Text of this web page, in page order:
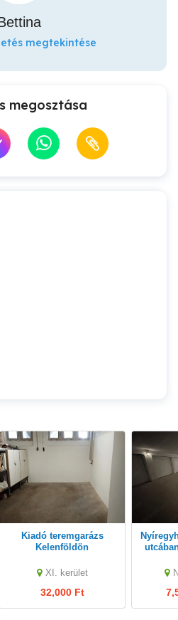
megtekintése
megosztása
Kiadó teremgarázs
Kelenföldön
XI. kerület
32,000 Ft
Nyíregyházán a Moszkva